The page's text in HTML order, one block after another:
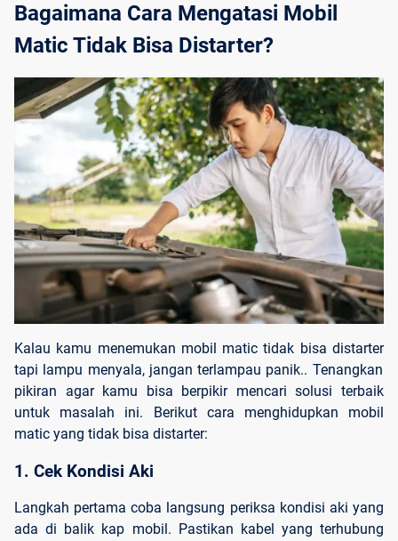
Matic Tidak Bisa Distarter?
Kalau kamu menemukan mobil matic tidak bisa distarter
tapi lampu menyala, jangan terlampau panik.. Tenangkan
pikiran agar kamu bisa berpikir mencari solusi terbaik
untuk masalah ini. Berikut cara menghidupkan mobil
matic yang tidak bisa distarter:
1. Cek Kondisi Aki
Langkah pertama coba langsung periksa kondisi aki yang
ada di balik kap mobil. Pastikan kabel yang terhubung